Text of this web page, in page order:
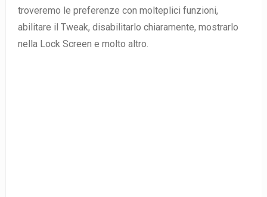
troveremo le preferenze con molteplici funzioni,
abilitare il Tweak, disabilitarlo chiaramente, mostrarlo
nella Lock Screen e molto altro.